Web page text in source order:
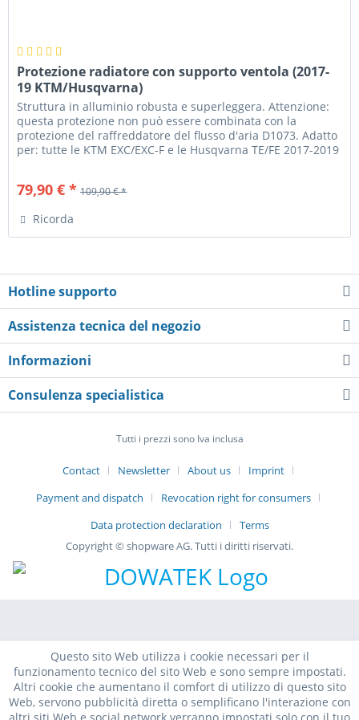
Protezione radiatore con supporto ventola (2017-
19 KTM/Husqvarna)
Struttura in alluminio robusta e superleggera. Attenzione:
questa protezione non può essere combinata con la
protezione del raffreddatore del flusso d'aria D1073. Adatto
per: tutte le KTM EXC/EXC-F e le Husqvarna TE/FE 2017-2019
79,90 € * 109,90 € *
Ricorda
Hotline supporto
Assistenza tecnica del negozio
Informazioni
Consulenza specialistica
Tutti i prezzi sono Iva inclusa
Contact Newsletter About us
Imprint
Payment and dispatch
Revocation right for consumers
Data protection declaration
Terms
Copyright © shopware AG. Tutti i diritti riservati.
Questo sito Web utilizza i cookie necessari per il
funzionamento tecnico del sito Web e sono sempre impostati.
Altri cookie che aumentano il comfort di utilizzo di questo sito
Web, servono pubblicità diretta o semplificano l'interazione con